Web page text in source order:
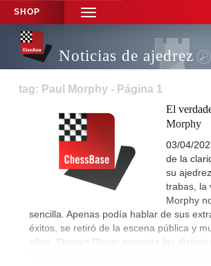
SHOP
TOGGLE
NAVIGATION
Noticias de ajedrez
tag: Paul Morphy - Página 1
El
Morphy
03/04/
de la
su
trabas, la
Morphy
sencilla. Apenas podía hablar de sus
éxitos, se retiró de la escena pública y
años. Stewart Player examina las